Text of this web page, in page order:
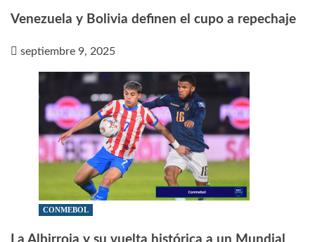
Venezuela y Bolivia definen el cupo a repechaje
septiembre 9, 2025
CONMEBOL